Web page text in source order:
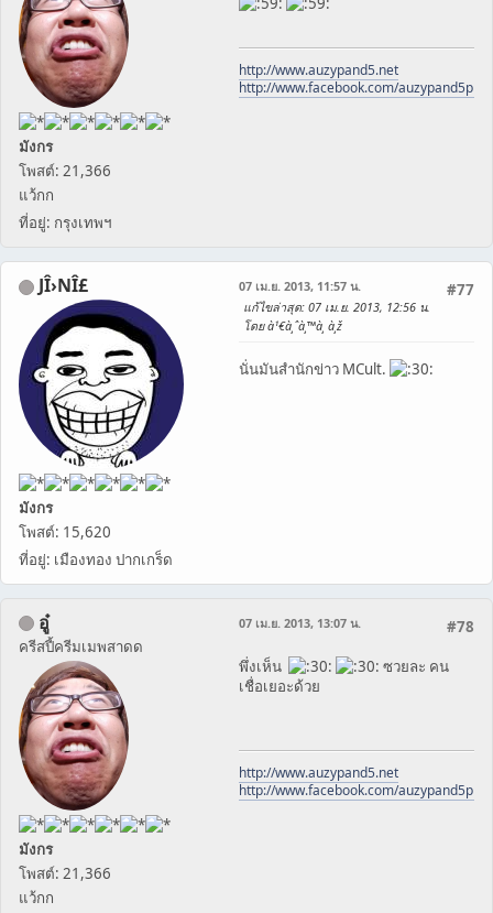
มังกร
โพสต์: 21,366
แว้กก
ที่อยู่: กรุงเทพฯ
http://www.auzypand5.net
http://www.facebook.com/
JÎ›NÎ£
มังกร
โพสต์: 15,620
ที่อยู่: เมืองทอง ปากเกร็ด
#77
07 เม.ย. 2013, 11:57 น.
แก้ไขล่าสุด: 07 เม.ย. 2013, 12:56 น.
โดย à¹€à¸ˆà¸™à¸ à¸ž
นั่นมันสำนักข่าว MCult.
อู๋
ครีสปี้ครีมเมพสาดด
มังกร
โพสต์: 21,366
แว้กก
#78
07 เม.ย. 2013, 13:07 น.
พึ่งเห็น
ซวยละ คน
เชื่อเยอะด้วย
http://www.auzypand5.net
http://www.facebook.com/